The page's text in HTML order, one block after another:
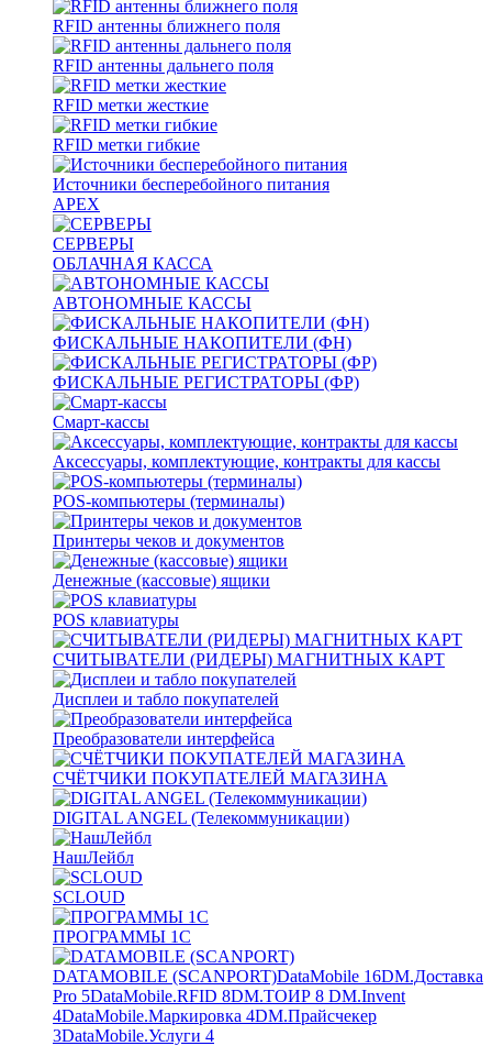
RFID антенны ближнего поля
RFID антенны дальнего поля
RFID метки жесткие
RFID метки гибкие
Источники бесперебойного питания
APEX
СЕРВЕРЫ
ОБЛАЧНАЯ КАССА
АВТОНОМНЫЕ КАССЫ
ФИСКАЛЬНЫЕ НАКОПИТЕЛИ (ФН)
ФИСКАЛЬНЫЕ РЕГИСТРАТОРЫ (ФР)
Смарт-кассы
Аксессуары, комплектующие, контракты для кассы
POS-компьютеры (терминалы)
Принтеры чеков и документов
Денежные (кассовые) ящики
POS клавиатуры
СЧИТЫВАТЕЛИ (РИДЕРЫ) МАГНИТНЫХ КАРТ
Дисплеи и табло покупателей
Преобразователи интерфейса
СЧЁТЧИКИ ПОКУПАТЕЛЕЙ МАГАЗИНА
DIGITAL ANGEL (Телекоммуникации)
НашЛейбл
SCLOUD
ПРОГРАММЫ 1С
DATAMOBILE (SCANPORT)DataMobile 16DM.Доставка
Pro 5DataMobile.RFID 8DM.ТОИР 8 DM.Invent
4DataMobile.Маркировка 4DM.Прайсчекер
3DataMobile.Услуги 4